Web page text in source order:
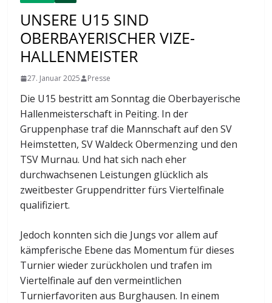
UNSERE U15 SIND
OBERBAYERISCHER VIZE-
HALLENMEISTER
27. Januar 2025 Presse
Die U15 bestritt am Sonntag die Oberbayerische
Hallenmeisterschaft in Peiting. In der
Gruppenphase traf die Mannschaft auf den SV
Heimstetten, SV Waldeck Obermenzing und den
TSV Murnau. Und hat sich nach eher
durchwachsenen Leistungen glücklich als
zweitbester Gruppendritter fürs Viertelfinale
qualifiziert.
Jedoch konnten sich die Jungs vor allem auf
kämpferische Ebene das Momentum für dieses
Turnier wieder zurückholen und trafen im
Viertelfinale auf den vermeintlichen
Turnierfavoriten aus Burghausen. In einem